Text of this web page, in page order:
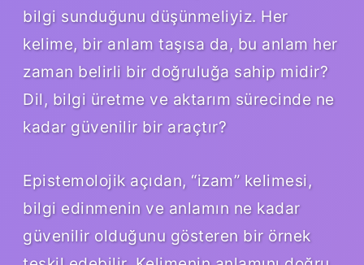
bilgi sunduğunu düşünmeliyiz. Her
kelime, bir anlam taşısa da, bu anlam her
zaman belirli bir doğruluğa sahip midir?
Dil, bilgi üretme ve aktarım sürecinde ne
kadar güvenilir bir araçtır?
Epistemolojik açıdan, “izam” kelimesi,
bilgi edinmenin ve anlamın ne kadar
güvenilir olduğunu gösteren bir örnek